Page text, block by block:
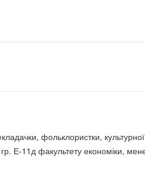
фольклористки, культурної
гр. Е-11д факультету економіки,